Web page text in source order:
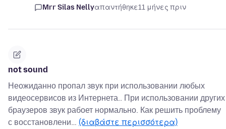
Mrr Silas Nellyαπαντήθηκε11 μήνες πριν
not sound
Неожиданно пропал звук при использовании любых
видеосервисов из Интернета.. При использовании других
браузеров звук рабоет нормально. Как решить проблему
с восстановлени… (διαβάστε περισσότερα)